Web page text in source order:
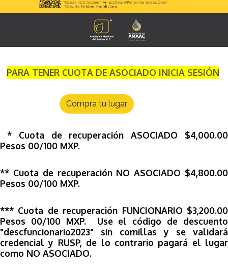
PARA TENER CUOTA DE ASOCIADO INICIA SESIÓN
Compra tu lugar
* Cuota de recuperación ASOCIADO $4,000.00
Pesos 00/100 MXP.
** Cuota de recuperación NO ASOCIADO $4,800.00
Pesos 00/100 MXP.
*** Cuota de recuperación FUNCIONARIO $3,200.00
Pesos 00/100 MXP. Use el código de descuento
"descfuncionario2023" sin comillas y se validará
credencial y RUSP, de lo contrario pagará el lugar
como NO ASOCIADO.